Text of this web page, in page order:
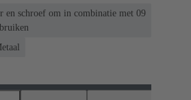
en schroef om in combinatie met 09